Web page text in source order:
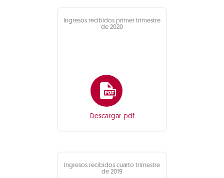
Ingresos recibidos primer trimestre
de 2020
Descargar pdf
Ingresos recibidos cuarto trimestre
de 2019